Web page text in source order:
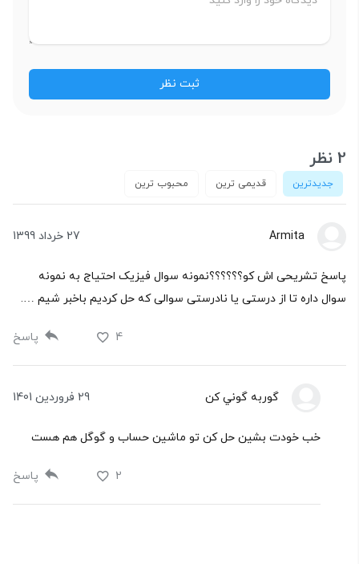
2 نظر
جدیدترین قدیمی ترین محبوب ترین
Armita 27 خرداد 1399
پاسخ تشریحی اش کو؟؟؟؟؟؟نمونه سوال فیزیک احتیاج به نمونه
سوال داره تا از درستی یا نادرستی سوالی که حل کردیم باخبر شیم ….
4 پاسخ
گوربه گوني کن 29 فروردین 1401
خب خودت بشين حل کن تو ماشين حساب و گوگل هم هست
2 پاسخ